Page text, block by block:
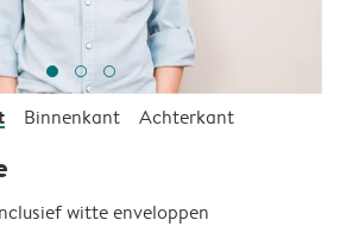
Binnenkant Achterkant
witte enveloppen